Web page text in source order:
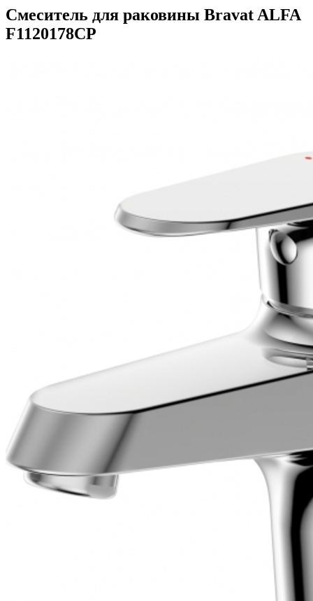
Смеситель для раковины Bravat ALFA
F1120178CP